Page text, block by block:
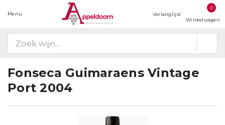
Menu Verlanglijst
0
Winkelwagen
Fonseca Guimaraens Vintage
Port 2004